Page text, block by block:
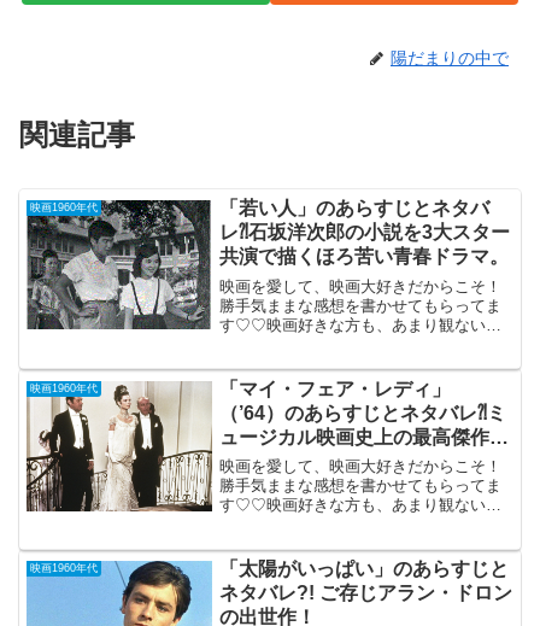
陽だまりの中で
関連記事
映画1960年代
「若い人」のあらすじとネタバ
レ⁈石坂洋次郎の小説を3大スター
共演で描くほろ苦い青春ドラマ。
映画を愛して、映画大好きだからこそ！
勝手気ままな感想を書かせてもらってま
す♡♡映画好きな方も、あまり観ない方
の長編小説を3大スター共演で描くほろ苦
い青...
映画1960年代
「マイ・フェア・レディ」
（’64）のあらすじとネタバレ⁈ミ
ュージカル映画史上の最高傑作の
一つ。
映画を愛して、映画大好きだからこそ！
勝手気ままな感想を書かせてもらってま
す♡♡映画好きな方も、あまり観ない方
の映画祭）1964年12月1日公開（173分）
ミュー...
映画1960年代
「太陽がいっぱい」のあらすじと
ネタバレ?! ご存じアラン・ドロン
の出世作！